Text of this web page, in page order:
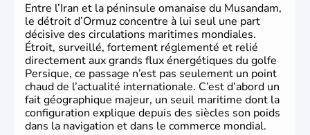
Entre l’Iran et la péninsule omanaise du Musandam,
le détroit d’Ormuz concentre à lui seul une part
décisive des circulations maritimes mondiales.
Étroit, surveillé, fortement réglementé et relié
directement aux grands flux énergétiques du golfe
Persique, ce passage n’est pas seulement un point
chaud de l’actualité internationale. C’est d’abord un
fait géographique majeur, un seuil maritime dont la
configuration explique depuis des siècles son poids
dans la navigation et dans le commerce mondial.